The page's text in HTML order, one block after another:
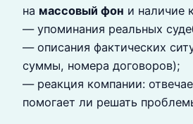
на массовый фон и наличие
— упоминания реальных
— описания фактических
суммы, номера договоров);
— реакция компании:
помогает ли решать